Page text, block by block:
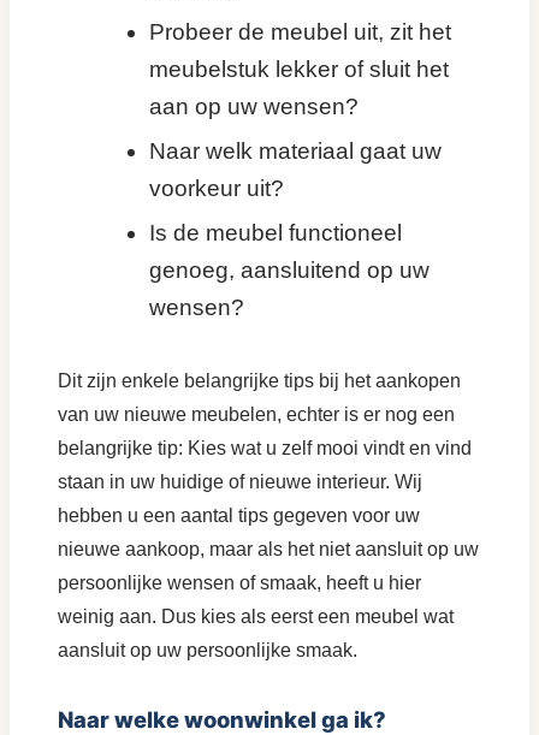
Probeer de meubel uit, zit het
meubelstuk lekker of sluit het
aan op uw wensen?
Naar welk materiaal gaat uw
voorkeur uit?
Is de meubel functioneel
genoeg, aansluitend op uw
wensen?
Dit zijn enkele belangrijke tips bij het aankopen
van uw nieuwe meubelen, echter is er nog een
belangrijke tip: Kies wat u zelf mooi vindt en vind
staan in uw huidige of nieuwe interieur. Wij
hebben u een aantal tips gegeven voor uw
nieuwe aankoop, maar als het niet aansluit op uw
persoonlijke wensen of smaak, heeft u hier
weinig aan. Dus kies als eerst een meubel wat
aansluit op uw persoonlijke smaak.
Naar welke woonwinkel ga ik?